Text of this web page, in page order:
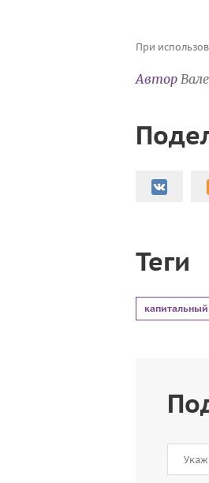
При
Автор
Теги